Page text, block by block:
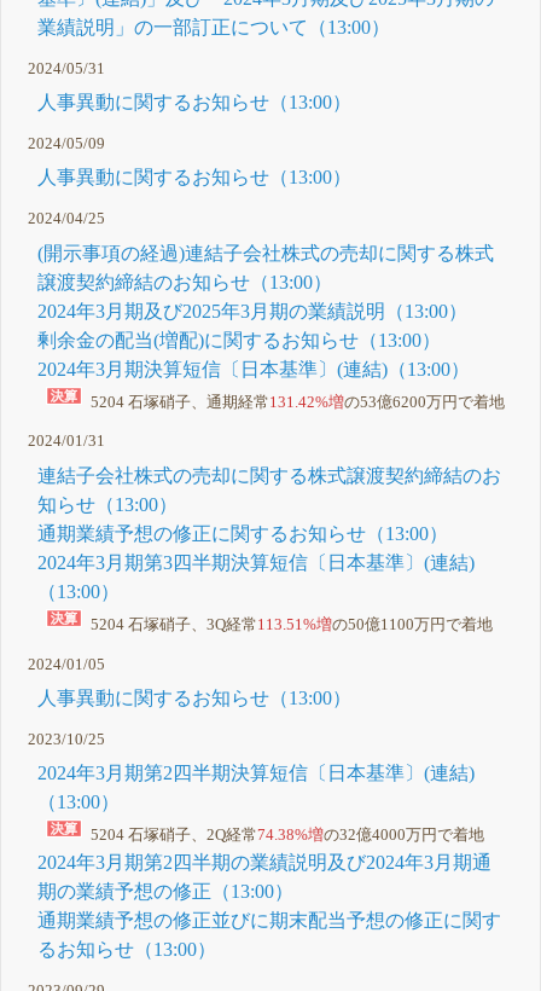
業績説明」の一部訂正について（13:00）
2024/05/31
人事異動に関するお知らせ（13:00）
2024/05/09
人事異動に関するお知らせ（13:00）
2024/04/25
(開示事項の経過)連結子会社株式の売却に関する株式
譲渡契約締結のお知らせ（13:00）
2024年3月期及び2025年3月期の業績説明（13:00）
剰余金の配当(増配)に関するお知らせ（13:00）
2024年3月期決算短信〔日本基準〕(連結)（13:00）
5204 石塚硝子、通期経常131.42%増の53億6200万円で着地
2024/01/31
連結子会社株式の売却に関する株式譲渡契約締結のお
知らせ（13:00）
通期業績予想の修正に関するお知らせ（13:00）
2024年3月期第3四半期決算短信〔日本基準〕(連結)
（13:00）
5204 石塚硝子、3Q経常113.51%増の50億1100万円で着地
2024/01/05
人事異動に関するお知らせ（13:00）
2023/10/25
2024年3月期第2四半期決算短信〔日本基準〕(連結)
（13:00）
5204 石塚硝子、2Q経常74.38%増の32億4000万円で着地
2024年3月期第2四半期の業績説明及び2024年3月期通
期の業績予想の修正（13:00）
通期業績予想の修正並びに期末配当予想の修正に関す
るお知らせ（13:00）